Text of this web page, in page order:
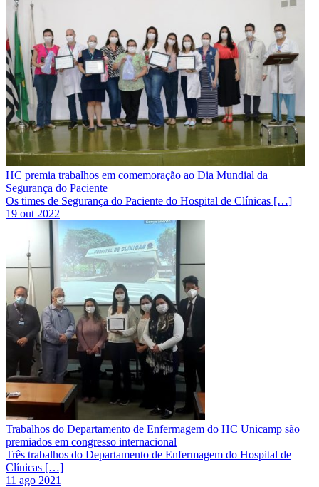
HC premia trabalhos em comemoração ao Dia Mundial da
Segurança do Paciente
Os times de Segurança do Paciente do Hospital de Clínicas […]
19 out 2022
Trabalhos do Departamento de Enfermagem do HC Unicamp são
premiados em congresso internacional
Três trabalhos do Departamento de Enfermagem do Hospital de
Clínicas […]
11 ago 2021